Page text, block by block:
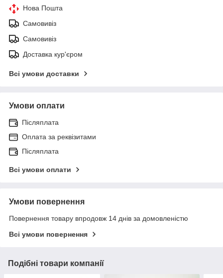
Нова Пошта
Самовивіз
Самовивіз
Доставка кур'єром
Всі умови доставки
Умови оплати
Післяплата
Оплата за реквізитами
Післяплата
Всі умови оплати
Умови повернення
Повернення товару впродовж 14 днів за домовленістю
Всі умови повернення
Подібні товари компанії